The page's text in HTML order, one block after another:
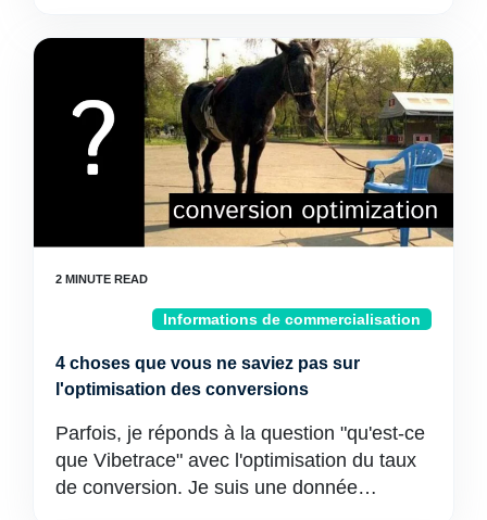
Informations de commercialisation
4 choses que vous ne saviez pas sur
l'optimisation des conversions
Parfois, je réponds à la question "qu'est-ce
que Vibetrace" avec l'optimisation du taux
de conversion. Je suis une donnée…